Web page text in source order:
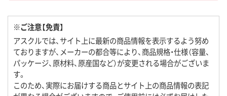
※ご注意【免責】
アスクルでは、サイト上に最新の商品情報を表示するよう努め
ておりますが、メーカーの都合等により、商品規格・仕様（容量、
パッケージ、原材料、原産国など）が変更される場合がございま
す。
このため、実際にお届けする商品とサイト上の商品情報の表記